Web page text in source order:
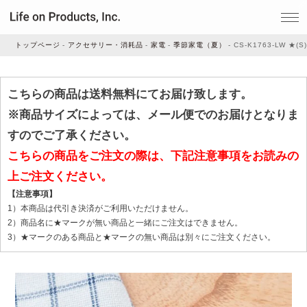
家事・生活雑貨
ルームフレグランス
ビューティー
トップページ アクセサリー・消耗品 家電 季節家電（夏） CS-K1763-LW
こちらの商品は送料無料にてお届け致します。
※商品サイズによっては、メール便でのお届けとなりま
すのでご了承ください。
こちらの商品をご注文の際は、下記注意事項をお読みの
上ご注文ください。
【注意事項】
1）本商品は代引き決済がご利用いただけません。
2）商品名に★マークが無い商品と一緒にご注文はできません。
3）★マークのある商品と★マークの無い商品は別々にご注文ください。